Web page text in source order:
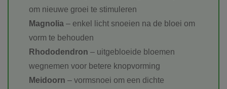
om nieuwe groei te stimuleren
Magnolia – enkel licht snoeien na de bloei om
vorm te behouden
Rhododendron – uitgebloeide bloemen
wegnemen voor betere knopvorming
Meidoorn – vormsnoei om een dichte